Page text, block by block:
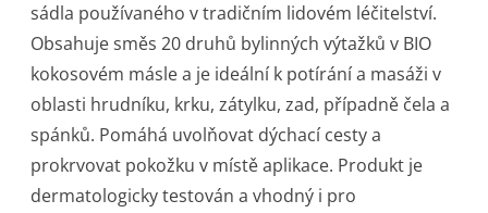
sádla používaného v tradičním lidovém léčitelství.
Obsahuje směs 20 druhů bylinných výtažků v BIO
kokosovém másle a je ideální k potírání a masáži v
oblasti hrudníku, krku, zátylku, zad, případně čela a
spánků. Pomáhá uvolňovat dýchací cesty a
prokrvovat pokožku v místě aplikace. Produkt je
dermatologicky testován a vhodný i pro